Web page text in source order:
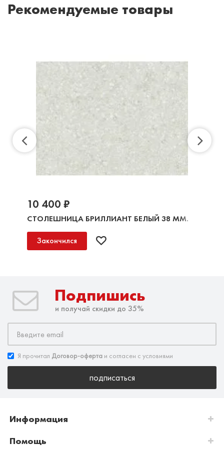
Рекомендуемые товары
СТОЛЕШНИЦА БРИЛЛИАНТ БЕЛЫЙ 38 ММ.
10 400 ₽
Закончился
Подпишись
и получай скидки до 35%
Я прочитал Договор-оферта и согласен с условиями
подписаться
Информация
Помощь